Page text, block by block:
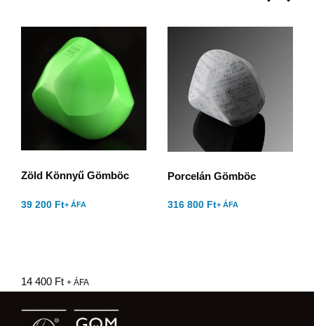
Zöld Könnyű Gömböc
39 200 Ft+ ÁFA
Porcelán Gömböc
316 800 Ft+ ÁFA
14 400 Ft + ÁFA